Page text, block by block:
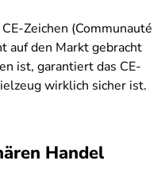
Zeichen (Communauté
auf den Markt gebracht
ist, garantiert das CE-
wirklich sicher ist.
Handel